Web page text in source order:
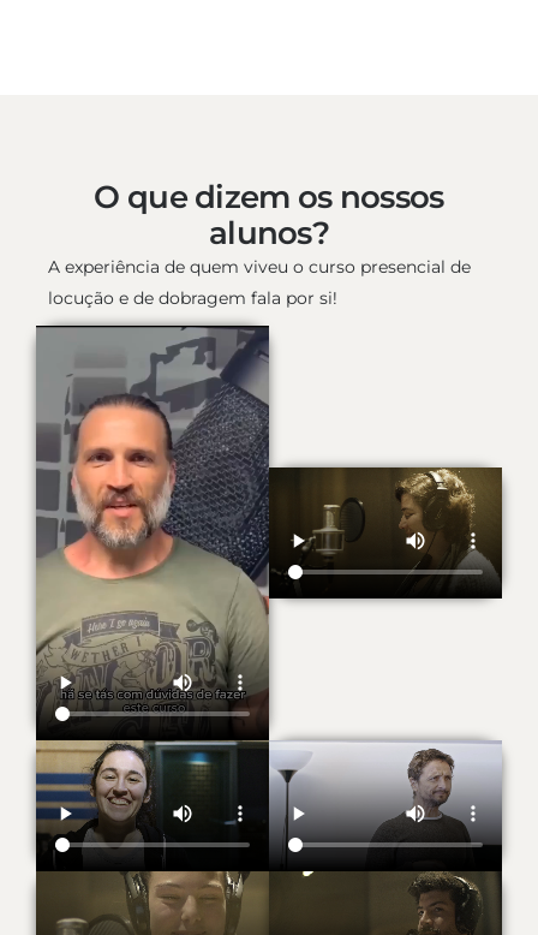
O que dizem os nossos
alunos?
A experiência de quem viveu o curso presencial de
locução e de dobragem fala por si!